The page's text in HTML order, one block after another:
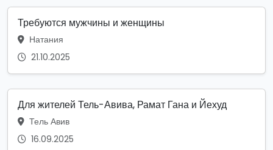
Требуются мужчины и женщины
Натания
21.10.2025
Для жителей Тель-Авива, Рамат Гана и Йехуд
Тель Авив
16.09.2025